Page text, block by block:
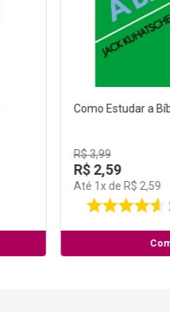
Como Estudar a
R$3,99
R$2,59
Até 1x de R$ 2,59